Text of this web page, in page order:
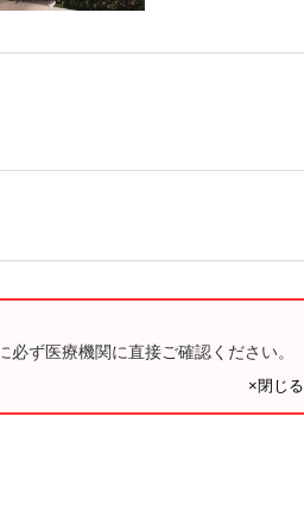
ず医療機関に直接ご確認ください。
×閉じる